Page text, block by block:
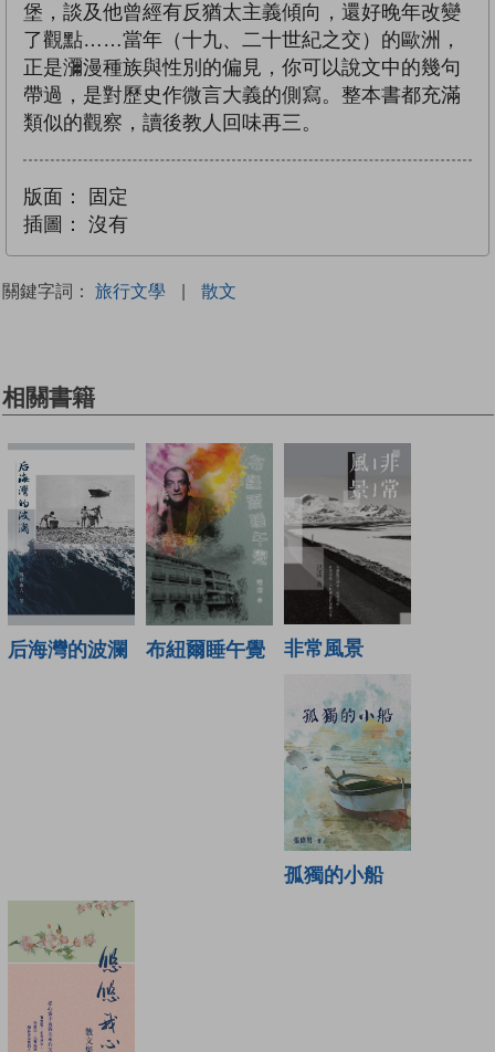
堡，談及他曾經有反猶太主義傾向，還好晚年改變
了觀點……當年（十九、二十世紀之交）的歐洲，
正是瀰漫種族與性別的偏見，你可以說文中的幾句
帶過，是對歷史作微言大義的側寫。整本書都充滿
類似的觀察，讀後教人回味再三。
版面：
固定
插圖：
沒有
關鍵字詞： 旅行文學 | 散文
相關書籍
后海灣的波瀾 布紐爾睡午覺 非常風景
孤獨的小船